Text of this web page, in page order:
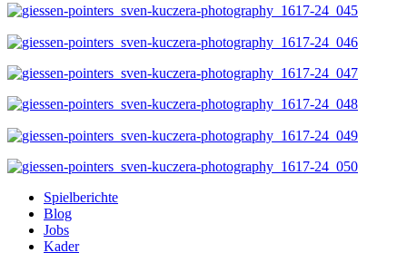
Spielberichte
Blog
Jobs
Kader